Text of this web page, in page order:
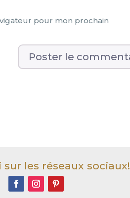
pour mon prochain
sur les réseaux sociaux!